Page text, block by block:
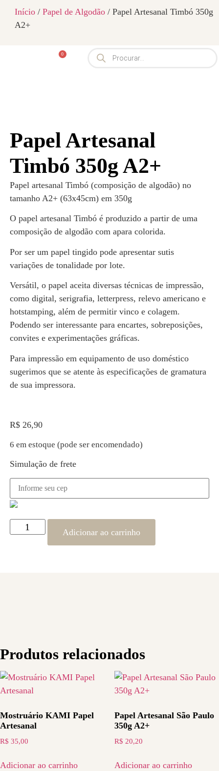
0
Início / Papel de Algodão / Papel Artesanal Timbó 350g
A2+
Papel Artesanal
Timbó 350g A2+
Papel artesanal Timbó (composição de algodão) no
tamanho A2+ (63x45cm) em 350g
O papel artesanal Timbó é produzido a partir de uma
composição de algodão com apara colorida.
Por ser um papel tingido pode apresentar sutis
variações de tonalidade por lote.
Versátil, o papel aceita diversas técnicas de impressão,
como digital, serigrafia, letterpress, relevo americano e
hotstamping, além de permitir vinco e colagem.
Podendo ser interessante para encartes, sobreposições,
convites e experimentações gráficas.
Para impressão em equipamento de uso doméstico
sugerimos que se atente às especificações de gramatura
de sua impressora.
R$ 26,90
6 em estoque (pode ser encomendado)
Simulação de frete
Adicionar ao carrinho
Produtos relacionados
Mostruário KAMI Papel
Artesanal
R$ 35,00
Adicionar ao carrinho
Papel Artesanal São Paulo
350g A2+
R$ 20,20
Adicionar ao carrinho